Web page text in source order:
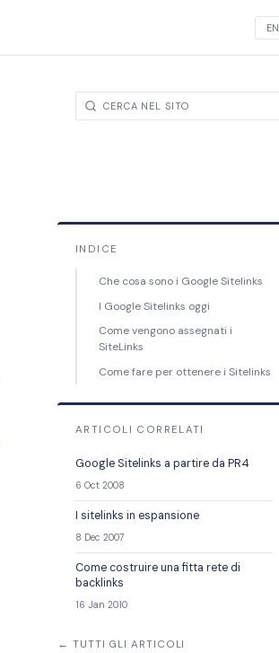
EN
INDICE
Che cosa sono i Google Sitelinks
I Google Sitelinks oggi
Come vengono assegnati i
SiteLinks
Come fare per ottenere i Sitelinks
ARTICOLI CORRELATI
Google Sitelinks a partire da PR4
6 Oct 2008
I sitelinks in espansione
8 Dec 2007
Come costruire una fitta rete di
backlinks
16 Jan 2010
← TUTTI GLI ARTICOLI